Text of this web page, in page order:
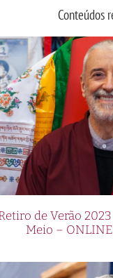
Conteúdos
de Verão
Meio –